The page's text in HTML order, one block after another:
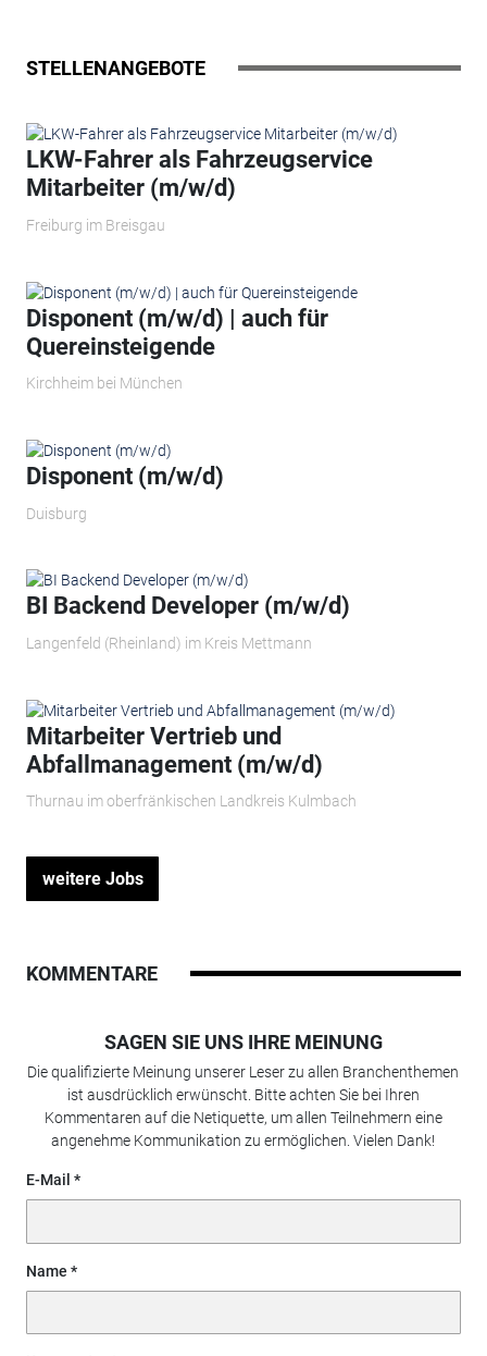
STELLENANGEBOTE
LKW-Fahrer als Fahrzeugservice
Mitarbeiter (m/w/d)
Freiburg im Breisgau
Disponent (m/w/d) | auch für
Quereinsteigende
Kirchheim bei München
Disponent (m/w/d)
Duisburg
BI Backend Developer (m/w/d)
Langenfeld (Rheinland) im Kreis Mettmann
Mitarbeiter Vertrieb und
Abfallmanagement (m/w/d)
Thurnau im oberfränkischen Landkreis Kulmbach
weitere Jobs
KOMMENTARE
SAGEN SIE UNS IHRE MEINUNG
Die qualifizierte Meinung unserer Leser zu allen Branchenthemen
ist ausdrücklich erwünscht. Bitte achten Sie bei Ihren
Kommentaren auf die Netiquette, um allen Teilnehmern eine
angenehme Kommunikation zu ermöglichen. Vielen Dank!
E-Mail
Name